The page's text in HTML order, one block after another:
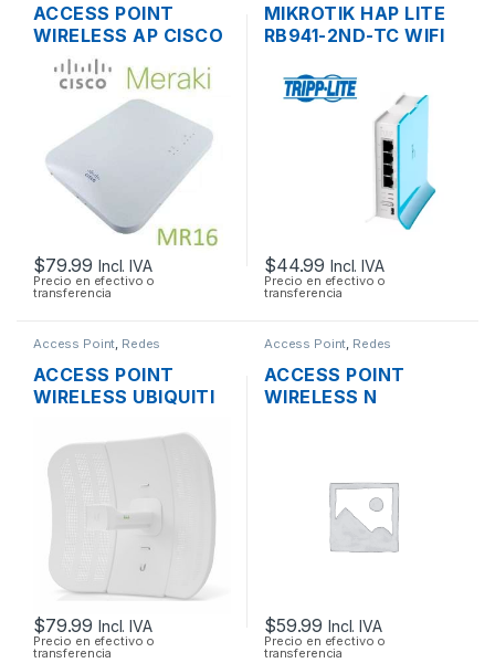
ACCESS POINT
WIRELESS AP CISCO
MERAKI MR16 DUAL
BAND 600 MBPS
SOPORTE POE
OUTDOOR
$79.99 Incl. IVA
Precio en efectivo o
transferencia
MIKROTIK HAP LITE
RB941-2ND-TC WIFI
PUERTOS 10/100
$44.99 Incl. IVA
Precio en efectivo o
transferencia
Access Point Redes
ACCESS POINT
WIRELESS UBIQUITI
M5-23 AIRMAX 5GHZ
23DBI 316MW + POE
OUTDOOR
$79.99 Incl. IVA
Precio en efectivo o
transferencia
Access Point Redes
ACCESS POINT
WIRELESS N
DUAL BAND GIGABIT
SOPORTA POE
$59.99 Incl. IVA
Precio en efectivo o
transferencia